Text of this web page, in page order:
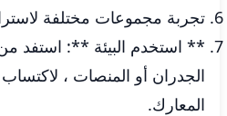
تجربة مجموعات مختلفة
** استخدم البيئة **: استفد من
الجدران أو المنصات ، لاكتساب
المعارك.